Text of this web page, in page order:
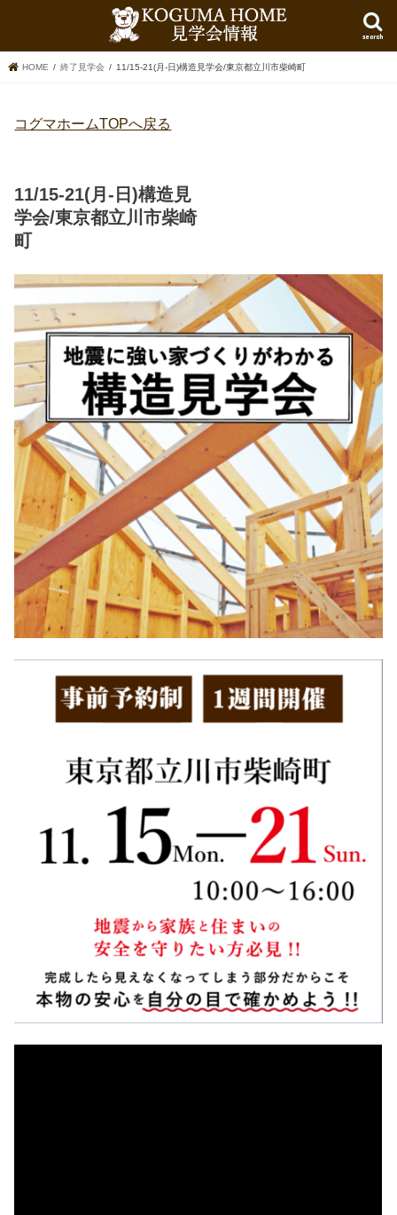
search
HOME 終了見学会 11/15-21(月-日)構造見学会/東京都立川市柴崎町
コグマホームTOPへ戻る
11/15-21(月-日)構造見
学会/東京都立川市柴崎
町